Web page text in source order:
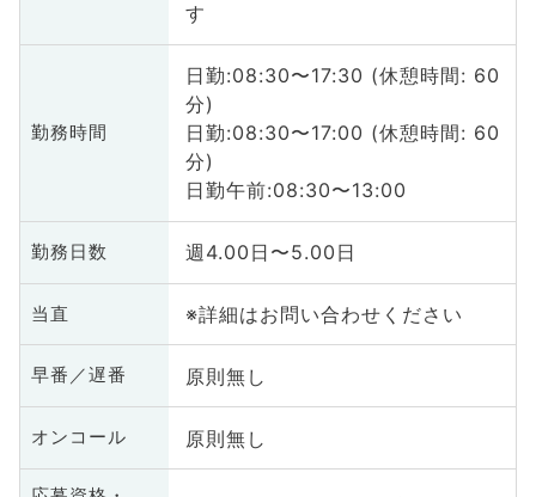
す
勤務時間
日勤:08:30〜17:30 (休憩時間: 60
分)
日勤:08:30〜17:00 (休憩時間: 60
分)
日勤午前:08:30〜13:00
勤務日数 週4.00日〜5.00日
当直 ※詳細はお問い合わせください
早番／遅番 原則無し
オンコール 原則無し